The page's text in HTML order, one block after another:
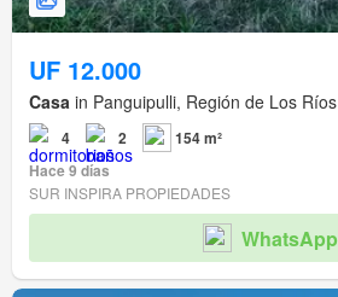
UF 12.000
Casa in Panguipulli, Región de Los Ríos
4 2
154 m²
Hace 9 días
SUR INSPIRA PROPIEDADES
WhatsApp